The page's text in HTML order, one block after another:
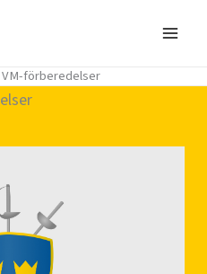
VM-förberedelser